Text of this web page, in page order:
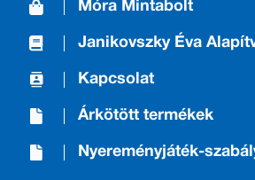
Móra Mintabolt
Janikovszky Éva
Kapcsolat
Árkötött termékek
Nyereményjáték-